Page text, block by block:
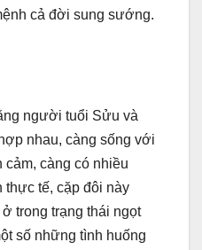
cả đời sung sướng.
người tuổi Sửu và
nhau, càng sống với
cảm, càng có nhiều
thực tế, cặp đôi này
trong trạng thái ngọt
số những tình huống